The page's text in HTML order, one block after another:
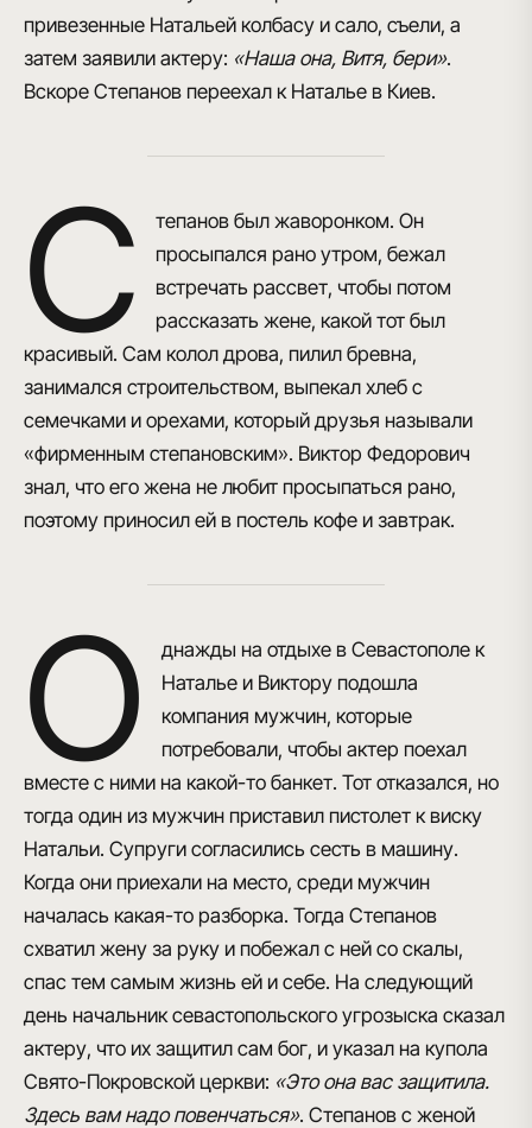
привезенные Натальей колбасу и сало, съели, а
затем заявили актеру: «Наша она, Витя, бери».
Вскоре Степанов переехал к Наталье в Киев.
С тепанов был жаворонком.Он
просыпался рано утром, бежал
встречать рассвет, чтобы потом
рассказать жене, какой тот был
красивый. Сам колол дрова, пилил бревна,
занимался строительством, выпекал хлеб с
семечками и орехами, который друзья называли
«фирменным степановским». Виктор Федорович
знал, что его жена не любит просыпаться рано,
поэтому приносил ей в постель кофе и завтрак.
О
днажды на отдыхе в Севастополе к
Наталье и Виктору подошла
компания мужчин, которые
потребовали, чтобы актер поехал
вместе с ними на какой-то банкет. Тот отказался, но
тогда один из мужчин приставил пистолет к виску
Натальи. Супруги согласились сесть в машину.
Когда они приехали на место, среди мужчин
началась какая-то разборка. Тогда Степанов
схватил жену за руку и побежал с ней со скалы,
спас тем самым жизнь ей и себе. На следующий
день начальник севастопольского угрозыска сказал
актеру, что их защитил сам бог, и указал на купола
Свято-Покровской церкви: «Это она вас защитила.
Здесь вам надо повенчаться». Степанов с женой